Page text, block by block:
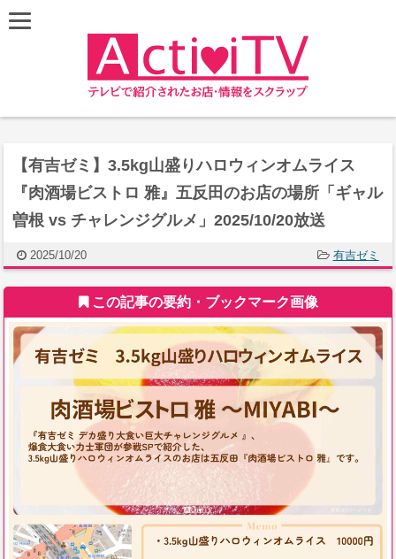
【有吉ゼミ】3.5kg山盛りハロウィンオムライス
『肉酒場ビストロ 雅』五反田のお店の場所「ギャル
曽根 vs チャレンジグルメ」2025/10/20放送
2025/10/20 有吉ゼミ
この記事の要約・ブックマーク画像